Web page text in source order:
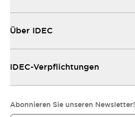
Über IDEC
IDEC-Verpflichtungen
Abonnieren Sie unseren Newsletter!